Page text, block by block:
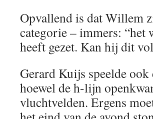
Opvallend is dat Willem
categorie – immers: “het
heeft gezet. Kan hij dit
Gerard Kuijs speelde ook
hoewel de h-lijn
vluchtvelden. Ergens